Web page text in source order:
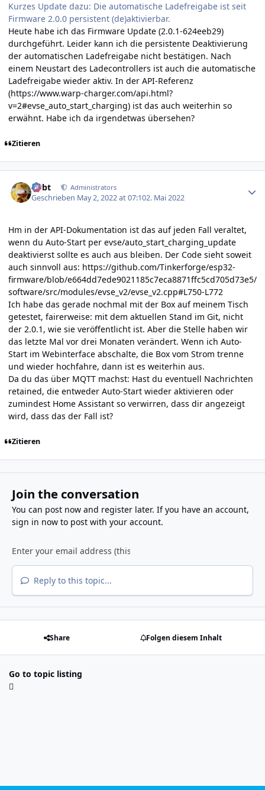
Kurzes Update dazu: Die automatische Ladefreigabe ist seit
Firmware 2.0.0 persistent (de)aktivierbar.
Heute habe ich das Firmware Update (2.0.1-624eeb29)
durchgeführt. Leider kann ich die persistente Deaktivierung
der automatischen Ladefreigabe nicht bestätigen. Nach
einem Neustart des Ladecontrollers ist auch die automatische
Ladefreigabe wieder aktiv. In der API-Referenz
(https://www.warp-charger.com/api.html?
v=2#evse_auto_start_charging) ist das auch weiterhin so
erwähnt. Habe ich da irgendetwas übersehen?
Zitieren
rtrbt Administrators
Geschrieben May 2, 2022 at 07:102. Mai 2022
Hm in der API-Dokumentation ist das auf jeden Fall veraltet,
wenn du Auto-Start per evse/auto_start_charging_update
deaktivierst sollte es auch aus bleiben. Der Code sieht soweit
auch sinnvoll aus: https://github.com/Tinkerforge/esp32-
firmware/blob/e664dd7ede9021185c7eca8871ffc5cd705d73e5/
software/src/modules/evse_v2/evse_v2.cpp#L750-L772
Ich habe das gerade nochmal mit der Box auf meinem Tisch
getestet, fairerweise: mit dem aktuellen Stand im Git, nicht
der 2.0.1, wie sie veröffentlicht ist. Aber die Stelle haben wir
das letzte Mal vor drei Monaten verändert. Wenn ich Auto-
Start im Webinterface abschalte, die Box vom Strom trenne
und wieder hochfahre, dann ist es weiterhin aus.
Da du das über MQTT machst: Hast du eventuell Nachrichten
retained, die entweder Auto-Start wieder aktivieren oder
zumindest Home Assistant so verwirren, dass dir angezeigt
wird, dass das der Fall ist?
Zitieren
Join the conversation
You can post now and register later. If you have an account,
sign in nowto post with your account.
Reply to this topic...
Share Folgen diesem Inhalt
Go to topic listing